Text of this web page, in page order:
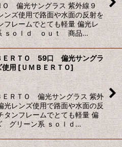
偏光サングラス 紫外線９
ンズ使用で路面や水面の反射を
フレームでとても軽量 偏光レ
ｓｏｌｄ ｏｕｔ 商品…
ＥＲＴＯ 59口 偏光サングラ
用 [ＵＭＢＥＲＴＯ]
ＲＴＯ 偏光サングラス 紫外
光レンズ使用で路面や水面の反
タンフレームでとても軽量 偏
グリーン系 ｓｏｌｄ…